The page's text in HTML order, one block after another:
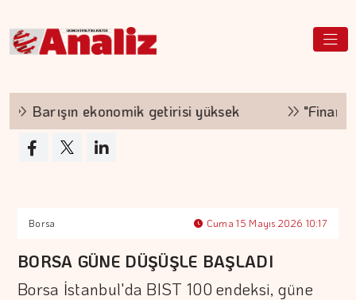
Barışın ekonomik getirisi yüksek
Borsa Cuma 15 Mayıs 2026 10:17
BORSA GÜNE DÜŞÜŞLE BAŞLADI
Borsa İstanbul'da BIST 100 endeksi, güne